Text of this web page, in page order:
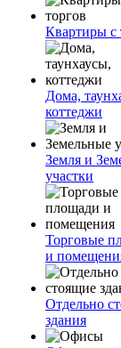
Квартиры с
Дома,
коттеджи
Земля и
участки
Торговые
и
Отдельно
здания